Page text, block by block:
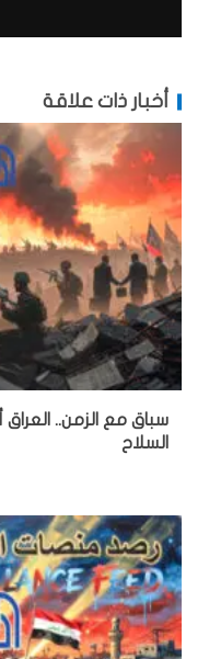
أخبار ذات علاقة
السلاح